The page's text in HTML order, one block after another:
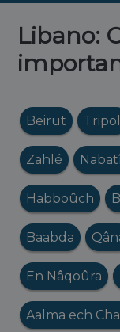
Libano:
Beirut
Zahlé
Habboûch
Baabda
En Nâqoûra
Aalma ech